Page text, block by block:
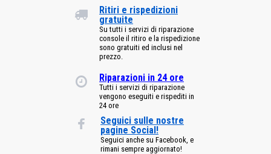
Ritiri e rispedizioni
gratuite
Su tutti i servizi di riparazione
console il ritiro e la rispedizione
sono gratuiti ed inclusi nel
prezzo.
Riparazioni in 24 ore
Tutti i servizi di riparazione
vengono eseguiti e rispediti in
24 ore
Seguici sulle nostre
pagine Social!
Seguici anche su Facebook, e
rimani sempre aggiornato!